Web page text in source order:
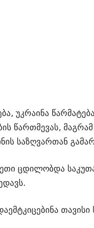
უკრაინა
წართმევას, მაგრამ
საზღვართან
ცდილობდა